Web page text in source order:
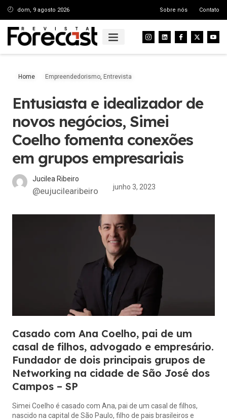
dom, 9 agosto 2026 Sobre nós Contato
Home Empreendedorismo, Entrevista
Entusiasta e idealizador de
novos negócios, Simei
Coelho fomenta conexões
em grupos empresariais
Jucilea Ribeiro
@eujucilearibeiro junho 3, 2023
Casado com Ana Coelho, pai de um
casal de filhos, advogado e empresário.
Fundador de dois principais grupos de
Networking na cidade de São José dos
Campos – SP
Simei Coelho é casado com Ana, pai de um casal de filhos,
nascido na capital de São Paulo, filho de pais brasileiros e